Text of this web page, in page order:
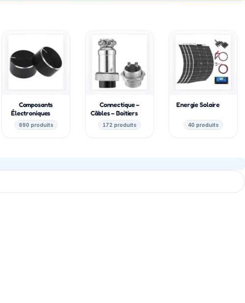
Composants
Électroniques
690 produits
Connectique –
Câbles – Boitiers
172 produits
Energie Solaire
40 produits